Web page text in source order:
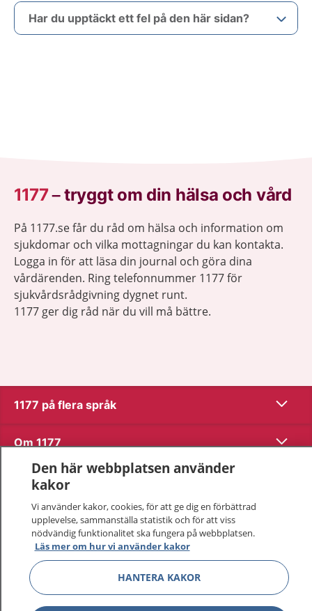
Har du upptäckt ett fel på den här sidan?
1177–tryggt om din hälsa och vård
På 1177.se får du råd om hälsa och information om
sjukdomar och vilka mottagningar du kan kontakta.
Logga in för att läsa din journal och göra dina
vårdärenden. Ring telefonnummer 1177 för
sjukvårdsrådgivning dygnet runt.
1177 ger dig råd när du vill må bättre.
1177 på flera språk Visa
Om 1177 Visa
Kontakt
Behandling av personuppgifter
Hantering av kakor
Inställningar för kakor
Den här webbplatsen använder
kakor
Vi använder kakor, cookies, för att ge dig en förbättrad
upplevelse, sammanställa statistik och för att viss
nödvändig funktionalitet ska fungera på webbplatsen.
Läs mer om hur vi använder kakor
HANTERA KAKOR